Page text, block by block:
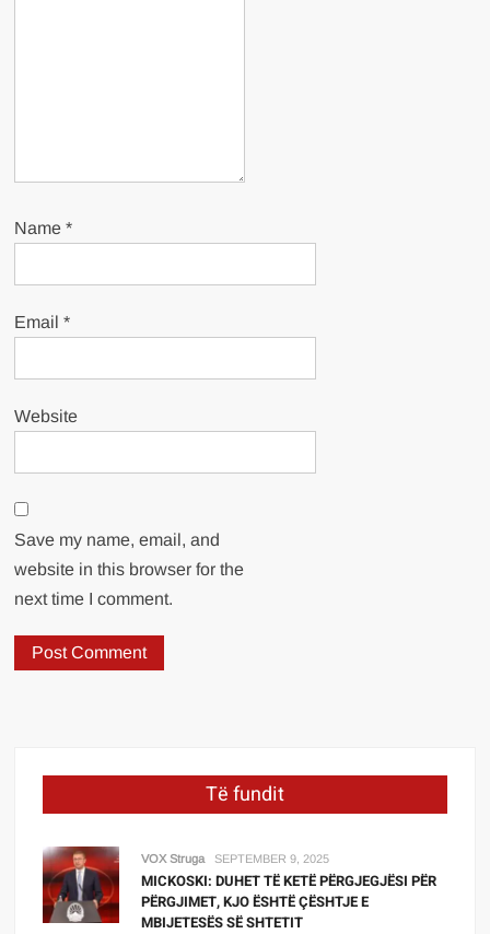
Name*
Email*
Website
Save my name, email, and
website in this browser for the
next time I comment.
Të fundit
VOX Struga SEPTEMBER 9, 2025
MICKOSKI: DUHET TË KETË PËRGJEGJËSI PËR
PËRGJIMET, KJO ËSHTË ÇËSHTJE E
MBIJETESËS SË SHTETIT